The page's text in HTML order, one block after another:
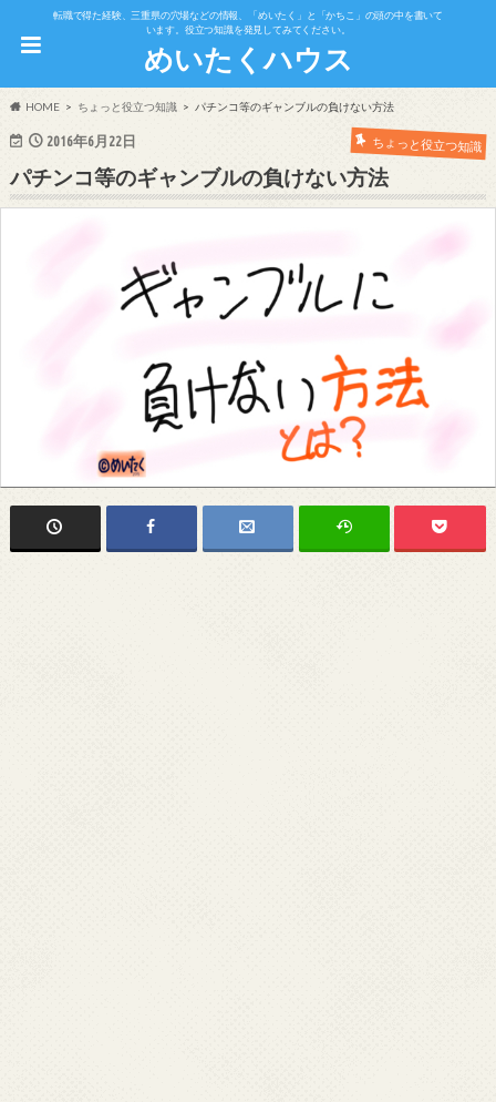
転職で得た経験、三重県の穴場などの情報、「めいたく」と「かちこ」の頭の中を書いて
います。役立つ知識を発見してみてください。
めいたくハウス
HOME ちょっと役立つ知識 パチンコ等のギャンブルの負けない方法
2016年6月22日 ちょっと役立つ知識
パチンコ等のギャンブルの負けない方法